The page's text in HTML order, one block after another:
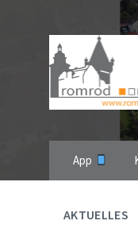
navigation
App
AKTUELLES